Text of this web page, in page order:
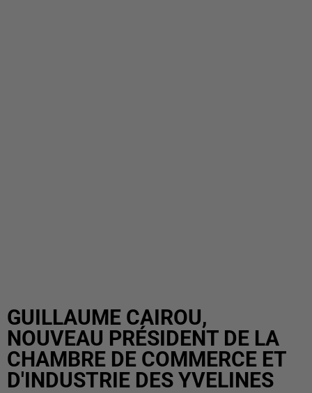
GUILLAUME CAIROU,
NOUVEAU PRÉSIDENT DE LA
CHAMBRE DE COMMERCE ET
D'INDUSTRIE DES YVELINES